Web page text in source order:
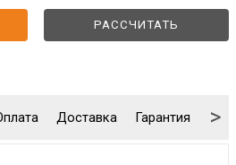
РАССЧИТАТЬ
Доставка Гарантия >